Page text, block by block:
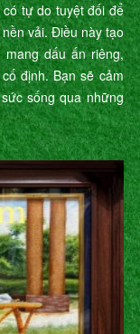
có tự do tuyệt đối để
vải. Điều này tạo
dấu ấn riêng,
định. Bạn sẽ cảm
sống qua những